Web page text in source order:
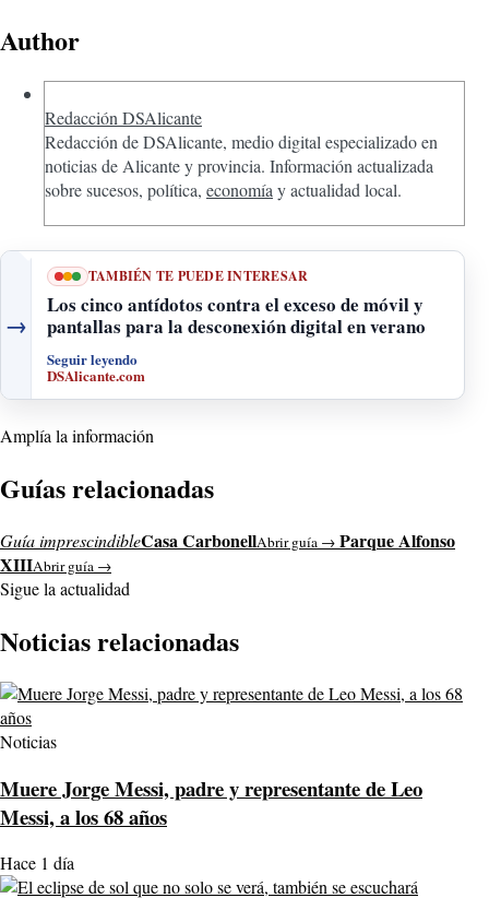
Author
Redacción DSAlicante
Redacción de DSAlicante, medio digital especializado en
noticias de Alicante y provincia. Información actualizada
sobre sucesos, política, economía y actualidad local.
→
TAMBIÉN TE PUEDE INTERESAR
Los cinco antídotos contra el exceso de móvil y
pantallas para la desconexión digital en verano
Seguir leyendo
DSAlicante.com
Amplía la información
Guías relacionadas
Guía imprescindibleCasa CarbonellAbrir guía → Parque Alfonso
XIIIAbrir guía →
Sigue la actualidad
Noticias relacionadas
Noticias
Muere Jorge Messi, padre y representante de Leo
Messi, a los 68 años
Hace 1 día